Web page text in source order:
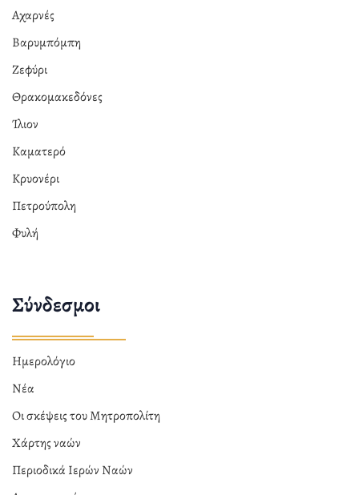
Αχαρνές
Βαρυμπόμπη
Ζεφύρι
Θρακομακεδόνες
Ίλιον
Καματερό
Κρυονέρι
Πετρούπολη
Φυλή
Σύνδεσμοι
Ημερολόγιο
Νέα
Οι σκέψεις του Μητροπολίτη
Χάρτης ναών
Περιοδικά Ιερών Ναών